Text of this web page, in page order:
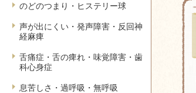
のどのつまり・ヒステリー球
声が出にくい・発声障害・反回神
経麻痺
舌痛症・舌の痺れ・味覚障害・歯
科心身症
息苦しさ・過呼吸・無呼吸